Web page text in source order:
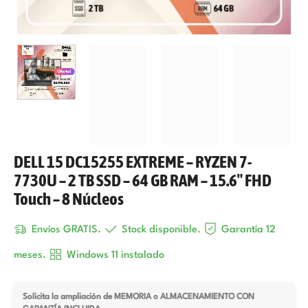
DELL 15 DC15255 EXTREME – RYZEN 7-
7730U – 2 TB SSD – 64 GB RAM – 15.6″ FHD
Touch – 8 Núcleos
Envíos GRATIS. Stock disponible. Garantía 12
meses. Windows 11 instalado
Solicita la ampliación de MEMORIA o ALMACENAMIENTO CON